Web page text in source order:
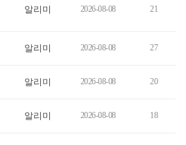
알리미 2026-08-08 21
알리미 2026-08-08 27
알리미 2026-08-08 20
알리미 2026-08-08 18